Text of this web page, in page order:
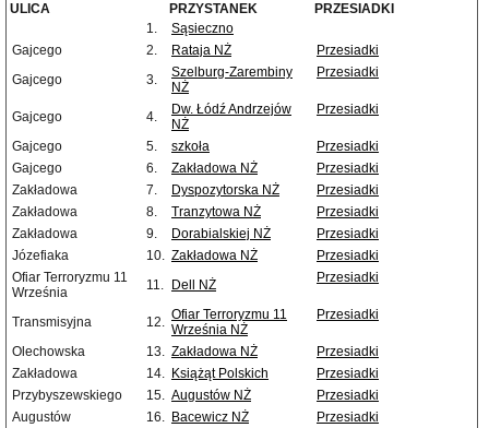
ULICA PRZYSTANEK
PRZESIADKI
1.
Sąsieczno
Gajcego
2. Rataja NŻ
Przesiadki
Gajcego
3.
Szelburg-Zarembiny
NŻ
Przesiadki
Gajcego 4.
Dw. Łódź Andrzejów
NŻ
Przesiadki
Gajcego 5. szkoła
Przesiadki
Gajcego
6. Zakładowa NŻ
Przesiadki
Zakładowa
7. Dyspozytorska NŻ
Przesiadki
Zakładowa
8. Tranzytowa NŻ
Przesiadki
Zakładowa
9. Dorabialskiej NŻ
Przesiadki
Józefiaka
10. Zakładowa NŻ
Przesiadki
Ofiar Terroryzmu 11
Września
11. Dell NŻ Przesiadki
Transmisyjna 12. Ofiar Terroryzmu 11
Września NŻ
Przesiadki
Olechowska 13. Zakładowa NŻ
Przesiadki
Zakładowa
14. Książąt Polskich
Przesiadki
Przybyszewskiego
15. Augustów NŻ
Przesiadki
Augustów
16. Bacewicz NŻ
Przesiadki